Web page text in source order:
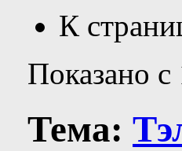
К
Показано
Тема: